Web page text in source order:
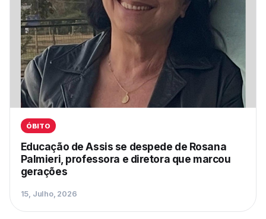
ÓBITO
Educação de Assis se despede de Rosana
Palmieri, professora e diretora que marcou
gerações
15, Julho, 2026